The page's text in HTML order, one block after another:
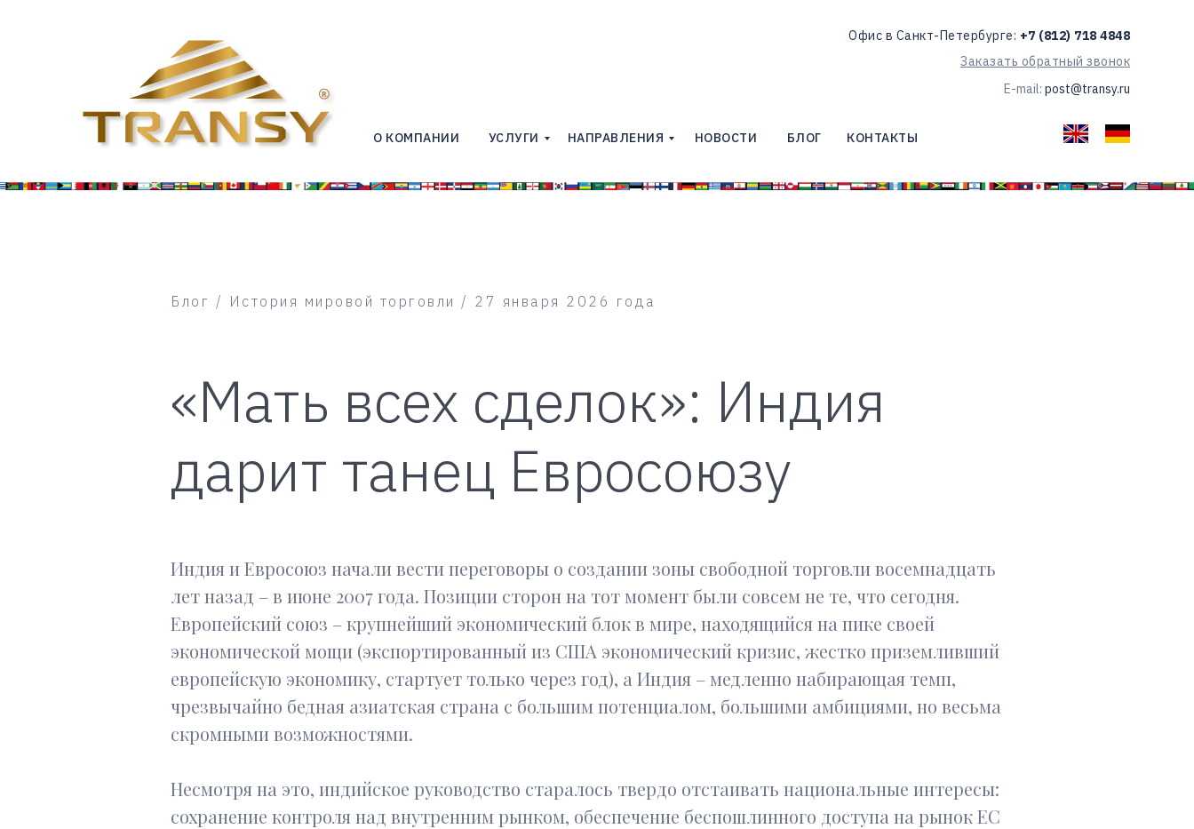
О КОМПАНИИ УСЛУГИ НОВОСТИ БЛОГ КОНТАКТЫ
Офис в Санкт-Петербурге: +7 (812) 718 4848
Заказать обратный звонок
E-mail: post@transy.ru
НАПРАВЛЕНИЯ
Блог / История мировой торговли / 27 января 2026 года
«Мать всех сделок»: Индия
дарит танец Евросоюзу
Индия и Евросоюз начали вести переговоры о создании зоны свободной торговли восемнадцать
лет назад – в июне 2007 года. Позиции сторон на тот момент были совсем не те, что сегодня.
Европейский союз – крупнейший экономический блок в мире, находящийся на пике своей
экономической мощи (экспортированный из США экономический кризис, жестко приземливший
европейскую экономику, стартует только через год), а Индия – медленно набирающая темп,
чрезвычайно бедная азиатская страна с большим потенциалом, большими амбициями, но весьма
скромными возможностями.
Несмотря на это, индийское руководство старалось твердо отстаивать национальные интересы:
сохранение контроля над внутренним рынком, обеспечение беспошлинного доступа на рынок ЕС